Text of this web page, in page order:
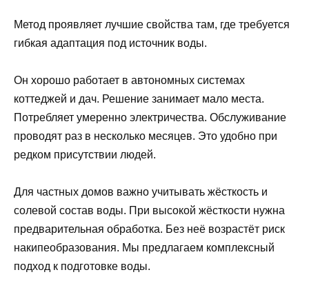
Метод проявляет лучшие свойства там, где требуется
гибкая адаптация под источник воды.
Он хорошо работает в автономных системах
коттеджей и дач. Решение занимает мало места.
Потребляет умеренно электричества. Обслуживание
проводят раз в несколько месяцев. Это удобно при
редком присутствии людей.
Для частных домов важно учитывать жёсткость и
солевой состав воды. При высокой жёсткости нужна
предварительная обработка. Без неё возрастёт риск
накипеобразования. Мы предлагаем комплексный
подход к подготовке воды.